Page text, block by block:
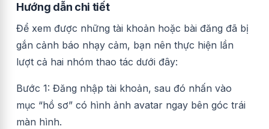
Hướng dẫn chi tiết
Để xem được những tài khoản hoặc bài đăng đã bị
gắn cảnh báo nhạy cảm, bạn nên thực hiện lần
lượt cả hai nhóm thao tác dưới đây:
Bước 1: Đăng nhập tài khoản, sau đó nhấn vào
mục “hồ sơ” có hình ảnh avatar ngay bên góc trái
màn hình.